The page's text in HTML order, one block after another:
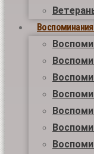
Воспоминания